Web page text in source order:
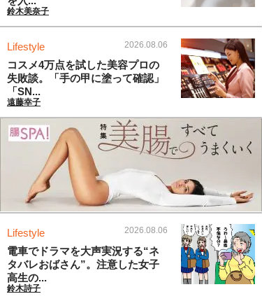
鈴木美奈子
Lifestyle 2026.08.06
コスメ4万点を試した美容プロの
失敗談。「手の甲に塗って確認」
「SN...
遠藤幸子
Lifestyle 2026.08.06
電車でドラマを大声実況する“ネ
タバレおばさん”。注意した女子
高生の...
鈴木詩子